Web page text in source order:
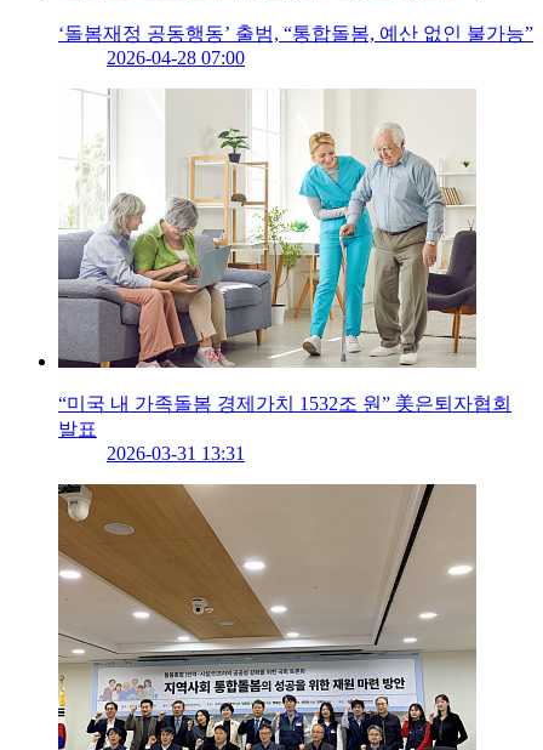
‘돌봄재정 공동행동’ 출범, “통합돌봄, 예산 없인 불가능”
2026-04-28 07:00
“미국 내 가족돌봄 경제가치 1532조 원” 美은퇴자협회
발표
2026-03-31 13:31